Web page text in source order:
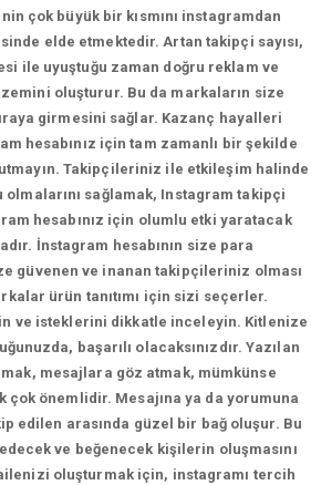
çok büyük bir kısmını instagramdan
elde etmektedir. Artan takipçi sayısı,
ile uyuştuğu zaman doğru reklam ve
oluşturur. Bu da markaların size
girmesini sağlar. Kazanç hayalleri
hesabınız için tam zamanlı bir şekilde
Takipçileriniz ile etkileşim halinde
olmalarını sağlamak, Instagram takipçi
hesabınız için olumlu etki yaratacak
İnstagram hesabının size para
güvenen ve inanan takipçileriniz olması
ürün tanıtımı için sizi seçerler.
ve isteklerini dikkatle inceleyin. Kitlenize
başarılı olacaksınızdır. Yazılan
mesajlara göz atmak, mümkünse
çok önemlidir. Mesajına ya da yorumuna
edilen arasında güzel bir bağ oluşur. Bu
ve beğenecek kişilerin oluşmasını
oluşturmak için, instagramı tercih